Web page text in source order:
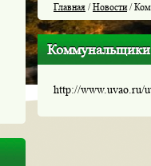
Главная /Новости/
Коммунальщики
http://www.uvao.ru/